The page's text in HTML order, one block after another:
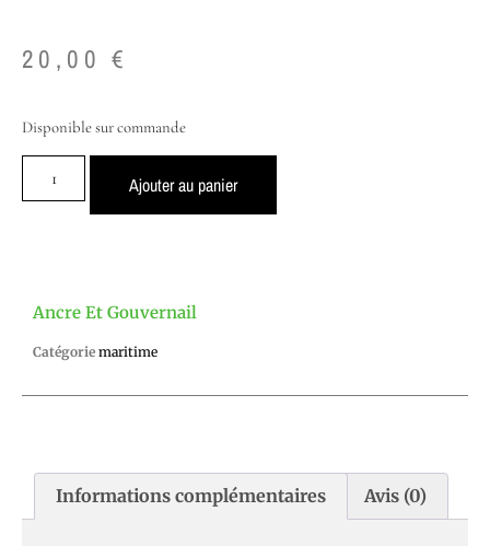
20,00€
Disponible sur commande
Ajouter au panier
Ancre Et Gouvernail
Catégorie maritime
Informations complémentaires Avis (0)